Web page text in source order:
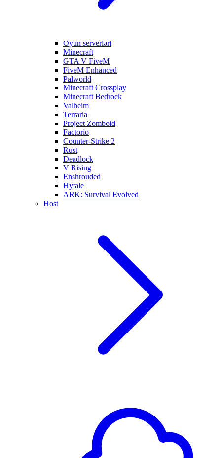
Oyun serverləri
Minecraft
GTA V FiveM
FiveM Enhanced
Palworld
Minecraft Crossplay
Minecraft Bedrock
Valheim
Terraria
Project Zomboid
Factorio
Counter-Strike 2
Rust
Deadlock
V Rising
Enshrouded
Hytale
ARK: Survival Evolved
Host